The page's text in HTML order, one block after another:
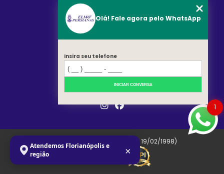
TOLDOS
MAPA DO SITE
REDES SOCIAIS
Copyright © Elmo. (Lei 9610 de 19/02/1998)
1
Olá! Fale agora pelo WhatsApp
Insira seu telefone
INICIAR CONVERSA
×
Atendemos Florianópolis e
região